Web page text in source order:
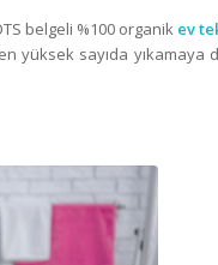
belgeli %100 organik ev
yüksek sayıda yıkamaya